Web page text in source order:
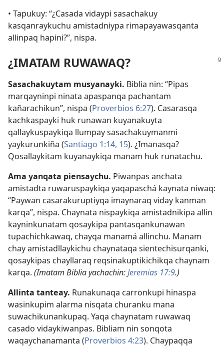
• Tapukuy: “¿Casada vidaypi sasachakuy
kasqanraykuchu amistadniypa rimapayawasqanta
allinpaq hapini?”, nispa.
¿IMATAM RUWAWAQ?
Sasachakuytam musyanayki. Biblia nin: “Pipas
marqayninpi ninata apaspanqa pachantam
kañarachikun”, nispa (Proverbios 6:27). Casarasqa
kachkaspayki huk runawan kuyanakuyta
qallaykuspaykiqa llumpay sasachakuymanmi
yaykurunkiña (Santiago 1:14, 15). ¿Imanasqa?
Qosallaykitam kuyanaykiqa manam huk runatachu.
Ama yanqata piensaychu. Piwanpas anchata
amistadta ruwaruspaykiqa yaqapaschá kaynata niwaq:
“Paywan casarakuruptiyqa imaynaraq viday kanman
karqa”, nispa. Chaynata nispaykiqa amistadnikipa allin
kayninkunatam qosaykipa pantasqankunawan
tupachichkawaq, chayqa manamá allinchu. Manam
chay amistadllaykichu chaynataqa sientechisurqanki,
qosaykipas chayllaraq reqsinakuptikichikqa chaynam
karqa. (Imatam Biblia yachachin:Jeremias 17:9.)
Allinta tanteay. Runakunaqa carronkupi hinaspa
wasinkupim alarma nisqata churanku mana
suwachikunankupaq. Yaqa chaynatam ruwawaq
casado vidaykiwanpas. Bibliam nin sonqota
waqaychanamanta (Proverbios 4:23). Chaypaqqa